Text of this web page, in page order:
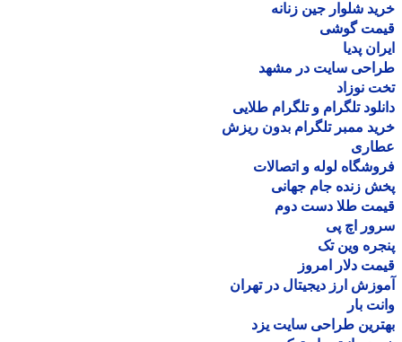
شلوار جین زنانه
گوشی
پدیا
سایت در مشهد
نوزاد
تلگرام و تلگرام طلایی
ممبر تلگرام بدون ریزش
لوله و اتصالات
زنده جام جهانی
طلا دست دوم
اچ پی
وین تک
دلار امروز
ارز دیجیتال در تهران
بار
طراحی سایت یزد